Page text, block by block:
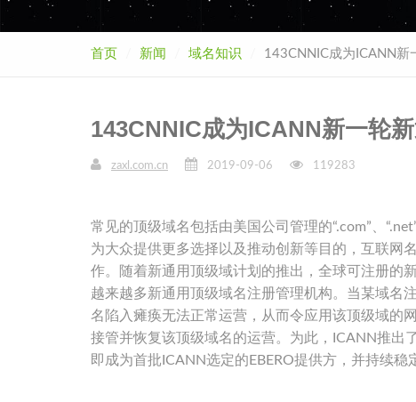
首页 新闻 域名知识 143CNNIC成为ICANN新
143CNNIC成为ICANN新一轮
zaxl.com.cn 2019-09-06 119283
常见的顶级域名包括由美国公司管理的“.com”、
为大众提供更多选择以及推动创新等目的，互联网
作。随着新通用顶级域计划的推出，全球可注册的
越来越多新通用顶级域名注册管理机构。当某域名
名陷入瘫痪无法正常运营，从而令应用该顶级域的
接管并恢复该顶级域名的运营。为此，ICANN推出
即成为首批ICANN选定的EBERO提供方，并持续稳